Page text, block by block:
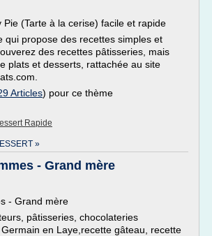
Pie (Tarte à la cerise) facile et rapide
qui propose des recettes simples et
des recettes pâtisseries, mais
plats et desserts, rattachée au site
Articles) pour ce thème
Rapide
»
- Grand mère
- Grand mère
pâtisseries, chocolateries
en Laye,recette gâteau, recette